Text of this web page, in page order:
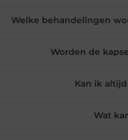
Welke behandelingen
Worden de
Kan ik
Wat